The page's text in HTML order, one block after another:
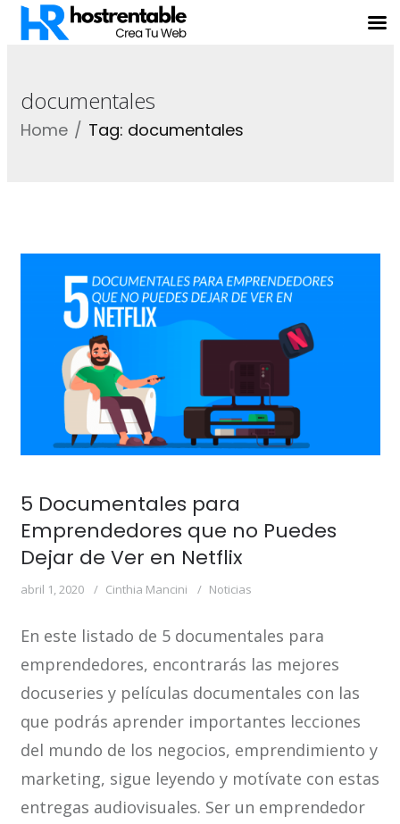
documentales
Home Tag: documentales
5 Documentales para
Emprendedores que no Puedes
Dejar de Ver en Netflix
abril 1, 2020 Cinthia Mancini Noticias
En este listado de 5 documentales para
emprendedores, encontrarás las mejores
docuseries y películas documentales con las
que podrás aprender importantes lecciones
del mundo de los negocios, emprendimiento y
marketing, sigue leyendo y motívate con estas
entregas audiovisuales. Ser un emprendedor